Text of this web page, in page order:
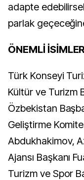
adapte
parlak
ÖNEMLİ
Türk Konseyi
Kültür ve Turizm
Özbekistan
Geliştirme
Abdukhakimov,
Ajansı Başkanı
Turizm ve Spor